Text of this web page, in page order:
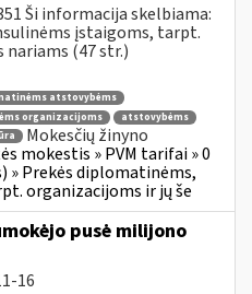
Ši informacija skelbiama:
įstaigoms, tarpt.
nariams (47 str.)
atstovybėms
organizacijoms
atstovybėms
Mokesčių žinyno
mokestis » PVM tarifai » 0
» Prekės diplomatinėms,
organizacijoms ir jų še
pusė milijono
16